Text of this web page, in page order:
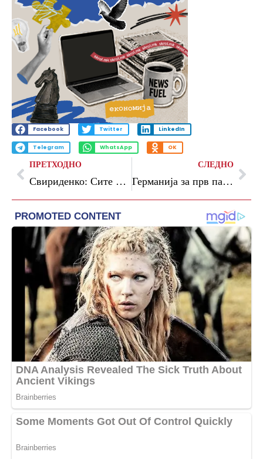
Facebook Twitter LinkedIn
Telegram WhatsApp OK
ПРЕТХОДНО
Свириденко: Сите членки на ЕУ се согласија да започнат преговори со Украина и Молдавија
СЛЕДНО
Германија за прв пат остана без избори во Советот за безбедност на ОН